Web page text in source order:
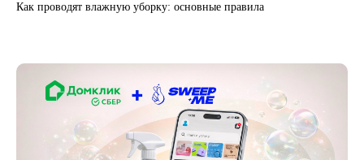
Как проводят влажную уборку: основные правила